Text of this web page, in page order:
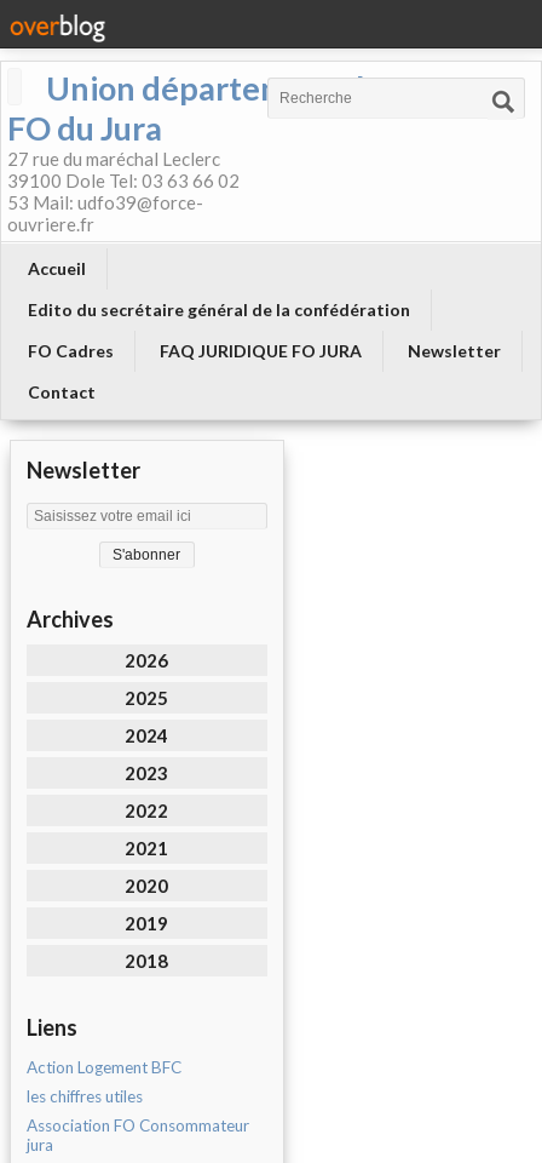
Union départementale
FO du Jura
27 rue du maréchal Leclerc
39100 Dole Tel: 03 63 66 02
53 Mail: udfo39@force-
ouvriere.fr
Accueil
Edito du secrétaire général de la confédération
FO Cadres
FAQ JURIDIQUE FO JURA
Newsletter
Contact
Newsletter
Archives
2026
2025
2024
2023
2022
2021
2020
2019
2018
Liens
Action Logement BFC
les chiffres utiles
Association FO Consommateur
jura